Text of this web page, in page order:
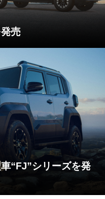
売
“FJ”シリーズを発